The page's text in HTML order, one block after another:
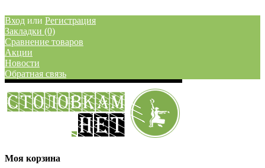
Вход или Регистрация
Закладки (0)
Сравнение товаров
Акции
Новости
Обратная связь
Моя корзина